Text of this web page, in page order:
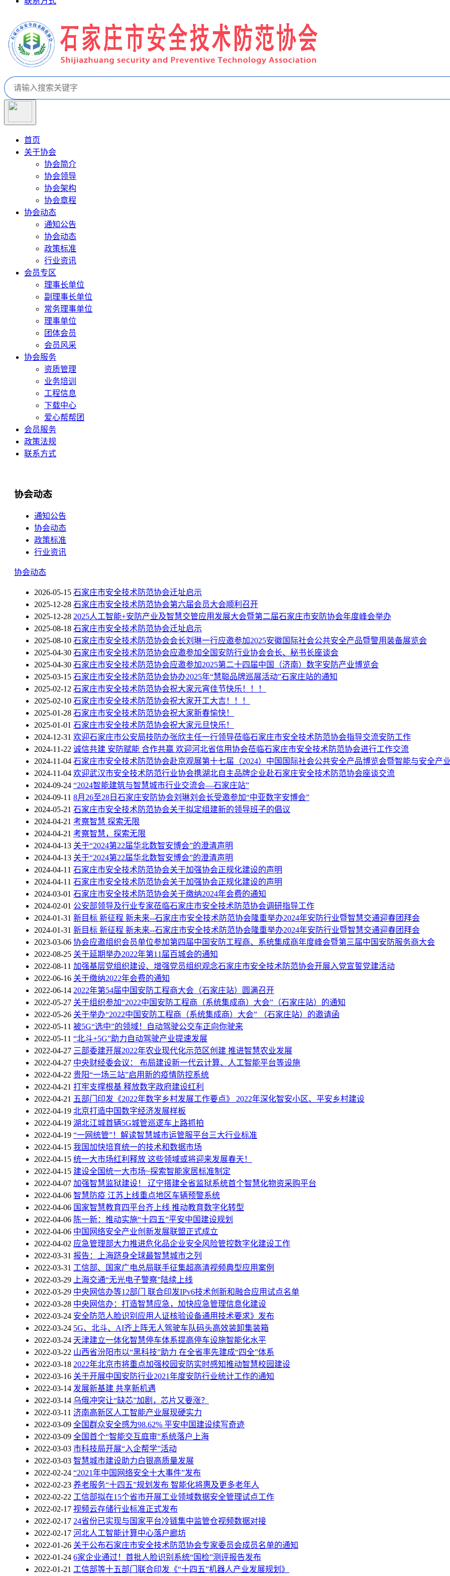
首页
关于协会
协会简介
协会领导
协会架构
协会章程
协会动态
通知公告
协会动态
政策标准
行业资讯
会员专区
理事长单位
副理事长单位
常务理事单位
理事单位
团体会员
会员风采
协会服务
资质管理
业务培训
工程信息
下载中心
爱心帮帮团
会员服务
政策法规
联系方式
协会动态
通知公告
协会动态
政策标准
行业资讯
协会动态
2026-05-15 石家庄市安全技术防范协会迁址启示
2025-12-28 石家庄市安全技术防范协会第六届会员大会顺利召开
2025-12-28 2025人工智能+安防产业及智慧交管应用发展大会暨第二届石家庄市安防协会年度峰会举办
2025-08-18 石家庄市安全技术防范协会迁址启示
2025-08-10 石家庄市安全技术防范协会会长刘琳一行应邀参加2025安徽国际社会公共安全产品暨警用装备展览会
2025-04-30 石家庄市安全技术防范协会应邀参加全国安防行业协会会长、秘书长座谈会
2025-04-30 石家庄市安全技术防范协会应邀参加2025第二十四届中国（济南）数字安防产业博览会
2025-03-15 石家庄市安全技术防范协会协办2025年“慧聪品牌巡展活动”石家庄站的通知
2025-02-12 石家庄市安全技术防范协会祝大家元宵佳节快乐！！！
2025-02-10 石家庄市安全技术防范协会祝大家开工大吉！！！
2025-01-28 石家庄市安全技术防范协会祝大家新春愉快！
2025-01-01 石家庄市安全技术防范协会祝大家元旦快乐！
2024-12-31 欢迎石家庄市公安局技防办张欣主任一行领导莅临石家庄市安全技术防范协会指导交流安防工作
2024-11-22 诚信共建 安防赋能 合作共赢 欢迎河北省信用协会莅临石家庄市安全技术防范协会进行工作交流
2024-11-04 石家庄市安全技术防范协会赴京观展第十七届（2024）中国国际社会公共安全产品博览会暨智能与安全产
2024-11-04 欢迎武汉市安全技术防范行业协会携湖北自主品牌企业赴石家庄安全技术防范协会座谈交流
2024-09-24 “2024智能建筑与智慧城市行业交流会—石家庄站”
2024-09-11 8月26至28日石家庄安防协会刘琳刘会长受邀参加“中亚数字安博会”
2024-05-21 石家庄市安全技术防范协会关于拟定组建新的领导班子的倡议
2024-04-21 考察智慧 探索无限
2024-04-21 考察智慧，探索无限
2024-04-13 关于“2024第22届华北数智安博会”的澄清声明
2024-04-13 关于“2024第22届华北数智安博会”的澄清声明
2024-04-11 石家庄市安全技术防范协会关于加强协会正规化建设的声明
2024-04-11 石家庄市安全技术防范协会关于加强协会正规化建设的声明
2024-03-01 石家庄市安全技术防范协会关于缴纳2024年会费的通知
2024-02-01 公安部领导及行业专家莅临石家庄市安全技术防范协会调研指导工作
2024-01-31 新目标 新征程 新未来--石家庄市安全技术防范协会隆重举办2024年安防行业暨智慧交通迎春团拜会
2024-01-31 新目标 新征程 新未来--石家庄市安全技术防范协会隆重举办2024年安防行业暨智慧交通迎春团拜会
2023-03-06 协会应邀组织会员单位参加第四届中国安防工程商、系统集成商年度峰会暨第三届中国安防服务商大会
2022-08-25 关于延期举办2022年第11届百城会的通知
2022-08-11 加强基层党组织建设、增强党员组织观念石家庄市安全技术防范协会开展入党宣誓党建活动
2022-06-16 关于缴纳2022年会费的通知
2022-06-14 2022年第54届中国安防工程商大会（石家庄站）圆满召开
2022-05-27 关于组织参加“2022中国安防工程商（系统集成商）大会”（石家庄站）的通知
2022-05-26 关于举办“2022中国安防工程商（系统集成商）大会” （石家庄站）的邀请函
2022-05-11 被5G“选中”的领域！自动驾驶公交车正向你驶来
2022-05-11 “北斗+5G”助力自动驾驶产业提速发展
2022-04-27 三部委建开展2022年农业现代化示范区创建 推进智慧农业发展
2022-04-27 中央财经委会议： 布局建设新一代云计算、人工智能平台等设施
2022-04-22 贵阳“一场三站”启用新的疫情防控系统
2022-04-21 打牢支撑根基 释放数字政府建设红利
2022-04-21 五部门印发《2022年数字乡村发展工作要点》 2022年深化智安小区、平安乡村建设
2022-04-19 北京打造中国数字经济发展样板
2022-04-19 湖北江城首辆5G城管巡逻车上路抓拍
2022-04-19 “一网统管”！解读智慧城市运管服平台三大行业标准
2022-04-15 我国加快培育统一的技术和数据市场
2022-04-15 统一大市场红利释放 这些领域或将迎来发展春天！
2022-04-15 建设全国统一大市场~探索智能家居标准制定
2022-04-07 加强智慧监狱建设！ 辽宁搭建全省监狱系统首个智慧化物资采购平台
2022-04-06 智慧防疫 江苏上线重点地区车辆预警系统
2022-04-06 国家智慧教育四平台齐上线 推动教育数字化转型
2022-04-06 陈一新：推动实施“十四五”平安中国建设规划
2022-04-06 中国网络安全产业创新发展联盟正式成立
2022-04-02 应急管理部大力推进危化品企业安全风险管控数字化建设工作
2022-03-31 报告：上海跻身全球最智慧城市之列
2022-03-31 工信部、国家广电总局联手征集超高清视频典型应用案例
2022-03-29 上海交通“无光电子警察”陆续上线
2022-03-29 中央网信办等12部门 联合印发IPv6技术创新和融合应用试点名单
2022-03-28 中央网信办：打造智慧应急，加快应急管理信息化建设
2022-03-24 安全防范人脸识别应用人证核验设备通用技术要求》发布
2022-03-24 5G、北斗、AI齐上阵无人驾驶车队码头高效装卸集装箱
2022-03-24 天津建立一体化智慧停车体系提高停车设施智能化水平
2022-03-22 山西省汾阳市以“黑科技”助力 在全省率先建成“四全”体系
2022-03-18 2022年北京市将重点加强校园安防实时感知推动智慧校园建设
2022-03-16 关于开展中国安防行业2021年度安防行业统计工作的通知
2022-03-14 发展新基建 共享新机遇
2022-03-14 乌俄冲突让“缺芯”加剧，芯片又要涨？
2022-03-11 济南高新区人工智能产业展现硬实力
2022-03-09 全国群众安全感为98.62% 平安中国建设续写奇迹
2022-03-09 全国首个“智能交互庭审”系统落户上海
2022-03-03 市科技局开展“入企帮学”活动
2022-03-03 智慧城市建设助力白银高质量发展
2022-02-24 “2021年中国网络安全十大事件”发布
2022-02-23 养老服务“十四五”规划发布 智能化将惠及更多老年人
2022-02-22 工信部拟在15个省市开展工业领域数据安全管理试点工作
2022-02-17 视频云存储行业标准正式发布
2022-02-17 24省份已实现与国家平台冷链集中监管仓视频数据对接
2022-02-17 河北人工智能计算中心落户廊坊
2022-01-26 关于公布石家庄市安全技术防范协会专家委员会成员名单的通知
2022-01-24 6家企业通过！首批人脸识别系统“国检”测评报告发布
2022-01-21 工信部等十五部门联合印发《“十四五”机器人产业发展规划》